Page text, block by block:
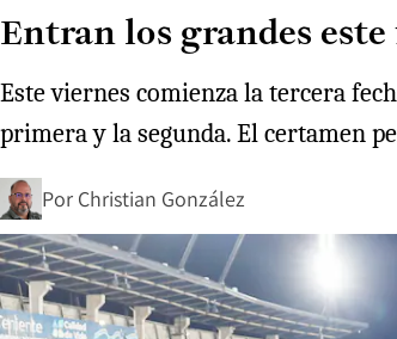
Entran los grandes
Este viernes comienza la tercera
primera y la segunda. El certamen
Por Christian González